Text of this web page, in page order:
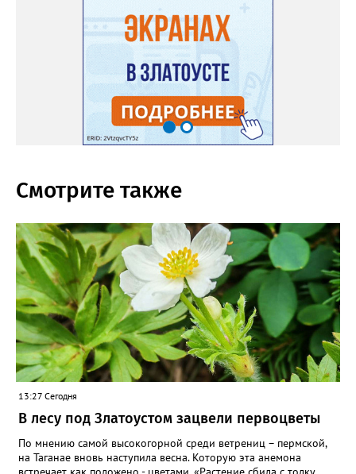
Смотрите также
13:27 Сегодня
В лесу под Златоустом зацвели первоцветы
По мнению самой высокогорной среди ветрениц – пермской,
на Таганае вновь наступила весна. Которую эта анемона